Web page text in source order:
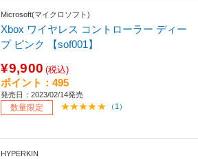
Microsoft(マイクロソフト)
Xbox ワイヤレス コントローラー ディー
プ ピンク 【sof001】
¥9,900 (税込)
ポイント：495
発売日：2023/02/14発売
数量限定 （1）
HYPERKIN